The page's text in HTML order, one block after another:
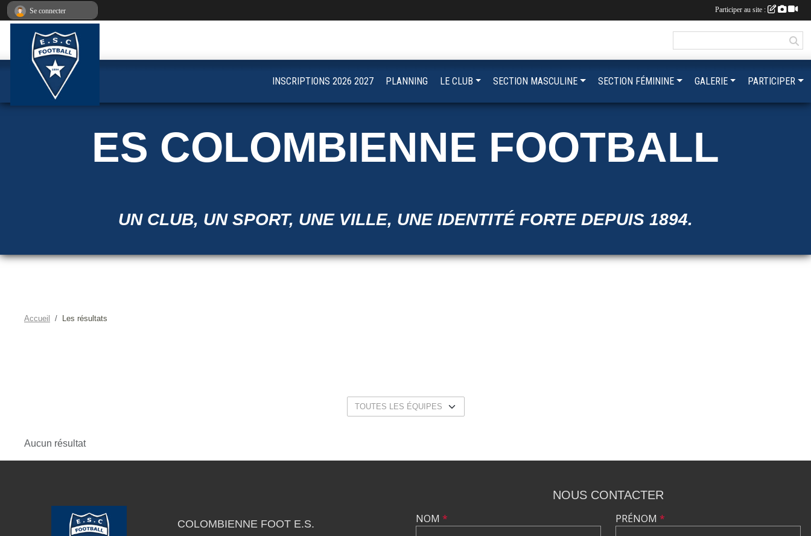
ES COLOMBIENNE FOOTBALL
UN CLUB, UN SPORT, UNE VILLE, UNE IDENTITÉ FORTE DEPUIS 1894.
Accueil Les résultats
Aucun résultat
INSCRIPTIONS 2026 2027 PLANNING LE CLUB SECTION MASCULINE SECTION FÉMININE GALERIE PARTICIPER
COLOMBIENNE FOOT E.S.
NOUS CONTACTER
NOM * PRÉNOM *
Se connecter Participer au site :
Panneau de gestion des cookies